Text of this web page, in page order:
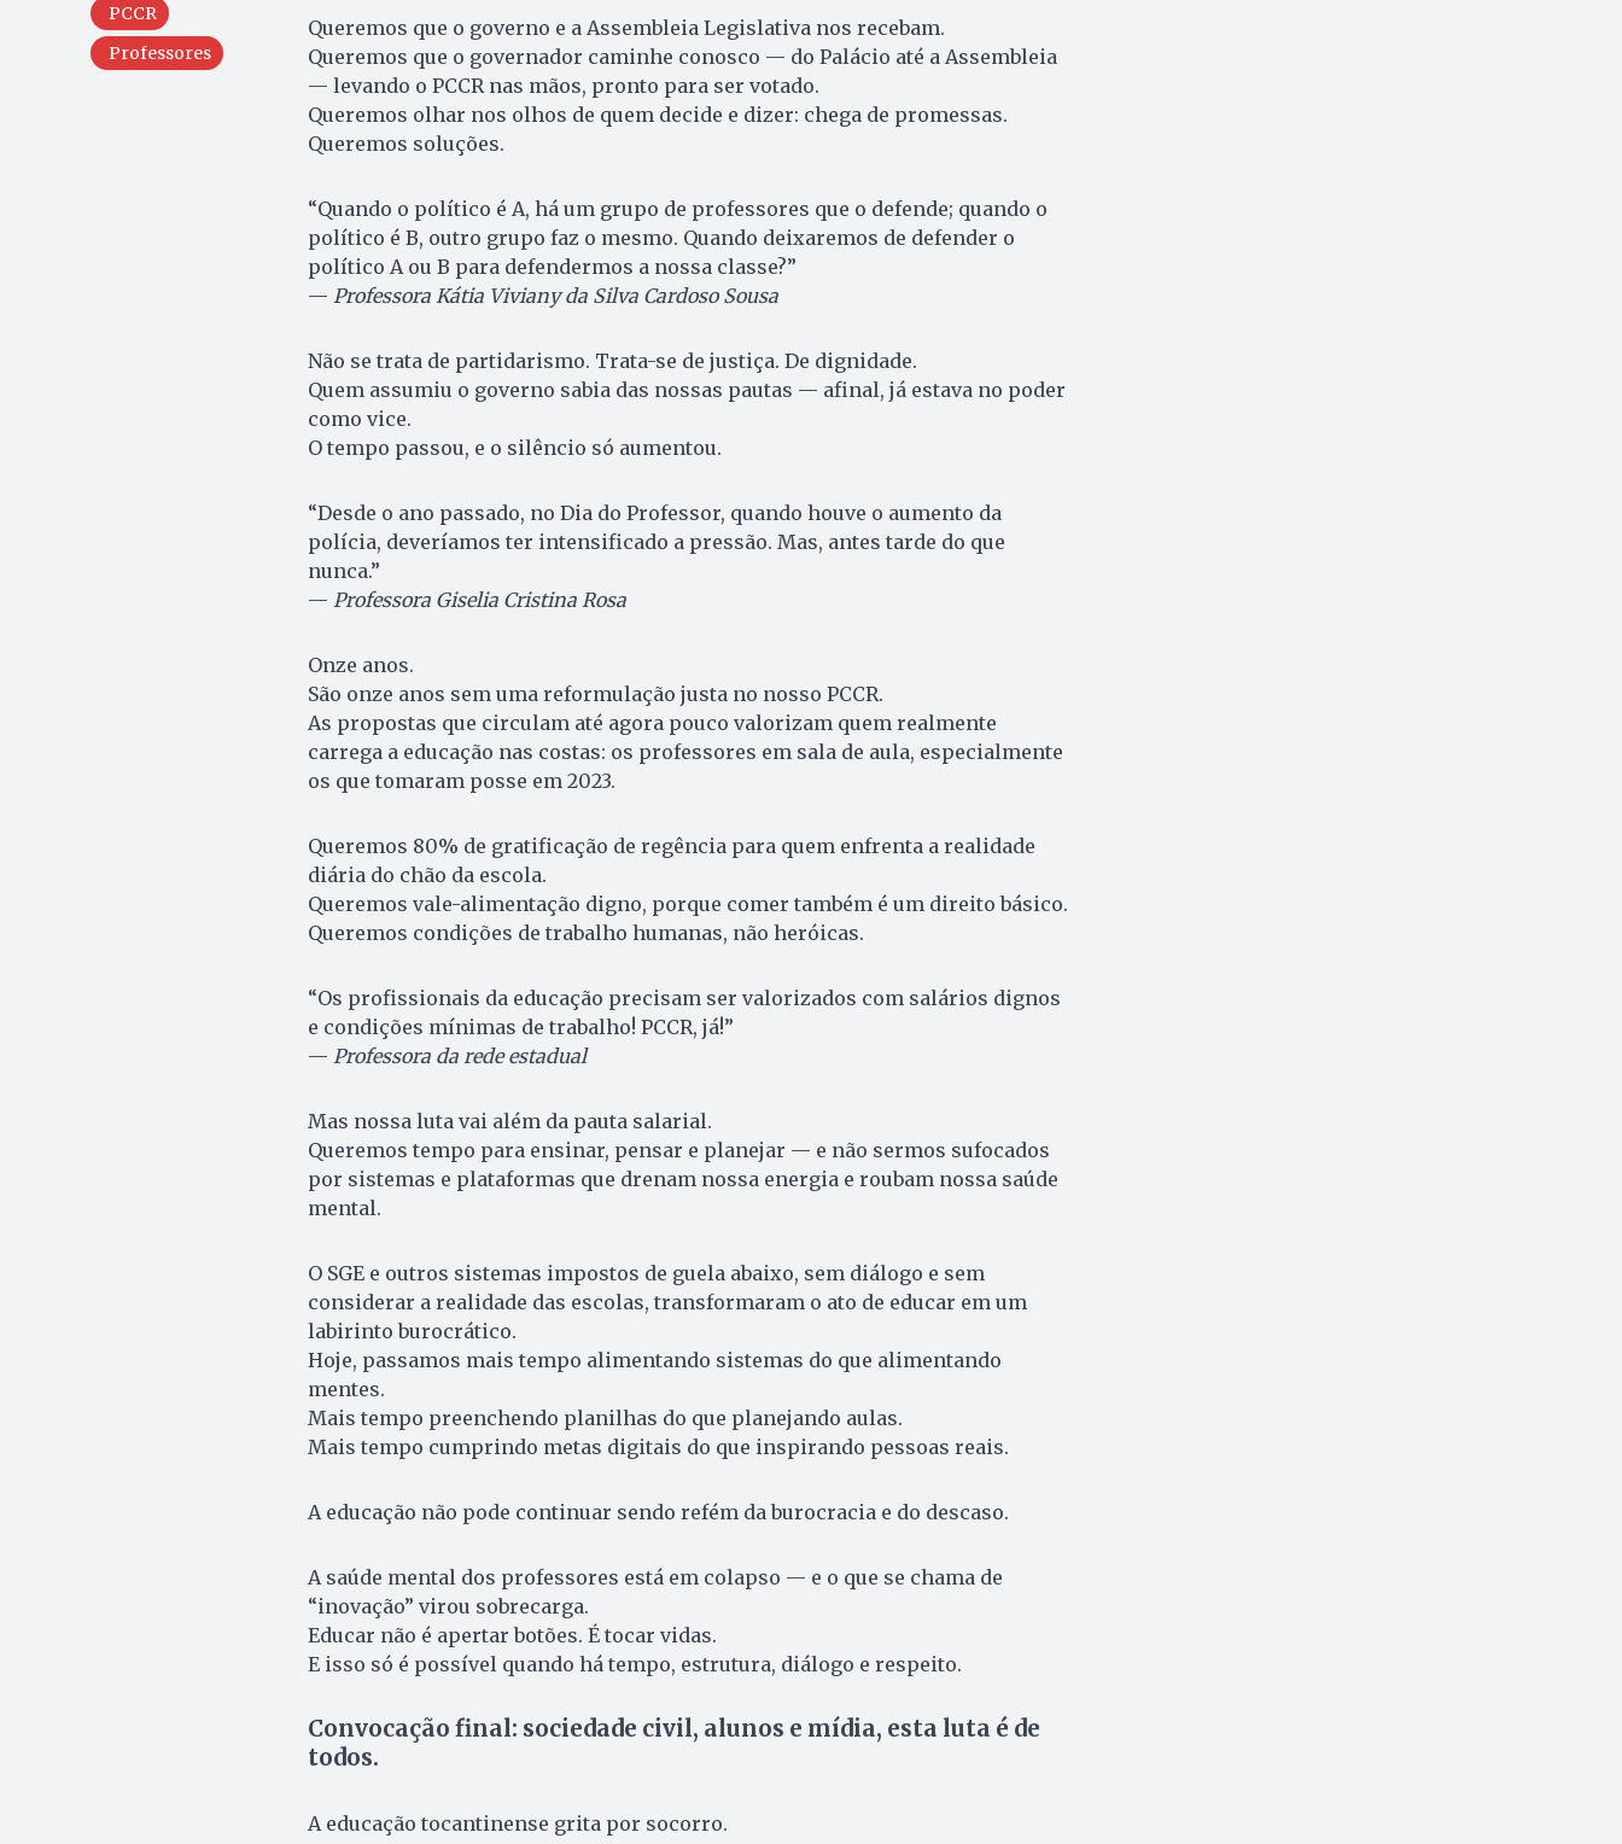
PCCR
Professores
Queremos que o governo e a Assembleia Legislativa nos recebam.
Queremos que o governador caminhe conosco — do Palácio até a Assembleia
— levando o PCCR nas mãos, pronto para ser votado.
Queremos olhar nos olhos de quem decide e dizer: chega de promessas.
Queremos soluções.
“Quando o político é A, há um grupo de professores que o defende; quando o
político é B, outro grupo faz o mesmo. Quando deixaremos de defender o
político A ou B para defendermos a nossa classe?”
— Professora Kátia Viviany da Silva Cardoso Sousa
Não se trata de partidarismo. Trata-se de justiça. De dignidade.
Quem assumiu o governo sabia das nossas pautas — afinal, já estava no poder
como vice.
O tempo passou, e o silêncio só aumentou.
“Desde o ano passado, no Dia do Professor, quando houve o aumento da
polícia, deveríamos ter intensificado a pressão. Mas, antes tarde do que
nunca.”
— Professora Giselia Cristina Rosa
Onze anos.
São onze anos sem uma reformulação justa no nosso PCCR.
As propostas que circulam até agora pouco valorizam quem realmente
carrega a educação nas costas: os professores em sala de aula, especialmente
os que tomaram posse em 2023.
Queremos 80% de gratificação de regência para quem enfrenta a realidade
diária do chão da escola.
Queremos vale-alimentação digno, porque comer também é um direito básico.
Queremos condições de trabalho humanas, não heróicas.
“Os profissionais da educação precisam ser valorizados com salários dignos
e condições mínimas de trabalho! PCCR, já!”
— Professora da rede estadual
Mas nossa luta vai além da pauta salarial.
Queremos tempo para ensinar, pensar e planejar — e não sermos sufocados
por sistemas e plataformas que drenam nossa energia e roubam nossa saúde
mental.
O SGE e outros sistemas impostos de guela abaixo, sem diálogo e sem
considerar a realidade das escolas, transformaram o ato de educar em um
labirinto burocrático.
Hoje, passamos mais tempo alimentando sistemas do que alimentando
mentes.
Mais tempo preenchendo planilhas do que planejando aulas.
Mais tempo cumprindo metas digitais do que inspirando pessoas reais.
A educação não pode continuar sendo refém da burocracia e do descaso.
A saúde mental dos professores está em colapso — e o que se chama de
“inovação” virou sobrecarga.
Educar não é apertar botões. É tocar vidas.
E isso só é possível quando há tempo, estrutura, diálogo e respeito.
Convocação final: sociedade civil, alunos e mídia, esta luta é de
todos.
A educação tocantinense grita por socorro.